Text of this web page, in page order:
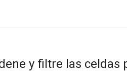
y filtre las celdas